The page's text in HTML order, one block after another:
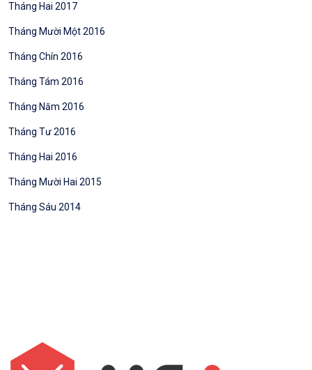
Tháng Hai 2017
Tháng Mười Một 2016
Tháng Chín 2016
Tháng Tám 2016
Tháng Năm 2016
Tháng Tư 2016
Tháng Hai 2016
Tháng Mười Hai 2015
Tháng Sáu 2014